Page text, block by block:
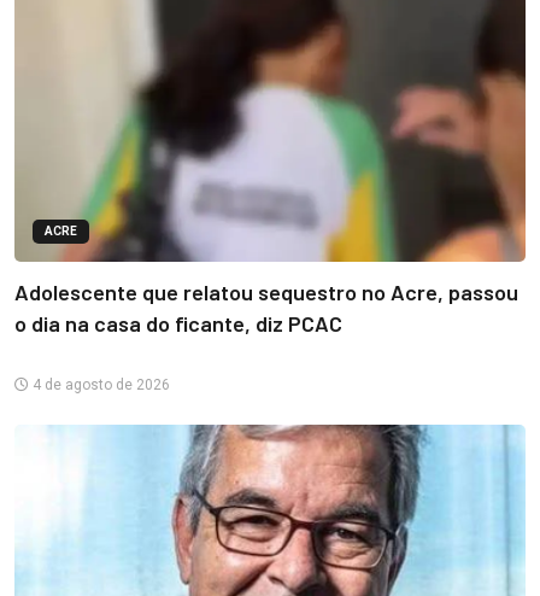
ACRE
Adolescente que relatou sequestro no Acre, passou
o dia na casa do ficante, diz PCAC
4 de agosto de 2026